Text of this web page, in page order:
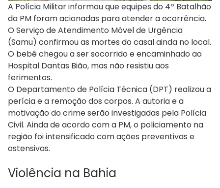
A Polícia Militar informou que equipes do 4º Batalhão
da PM foram acionadas para atender a ocorrência.
O Serviço de Atendimento Móvel de Urgência
(Samu) confirmou as mortes do casal ainda no local.
O bebê chegou a ser socorrido e encaminhado ao
Hospital Dantas Bião, mas não resistiu aos
ferimentos.
O Departamento de Polícia Técnica (DPT) realizou a
perícia e a remoção dos corpos. A autoria e a
motivação do crime serão investigadas pela Polícia
Civil. Ainda de acordo com a PM, o policiamento na
região foi intensificado com ações preventivas e
ostensivas.
Violência na Bahia